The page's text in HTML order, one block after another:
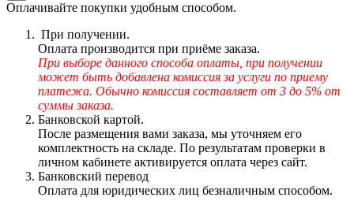
Оплачивайте покупки удобным способом.
При получении.
Оплата производится при приёме заказа.
При выборе данного способа оплаты, при получении
может быть добавлена комиссия за услуги по приему
платежа. Обычно комиссия составляет от 3 до 5% от
суммы заказа.
Банковской картой.
После размещения вами заказа, мы уточняем его
комплектность на складе. По результатам проверки в
личном кабинете активируется оплата через сайт.
Банковский перевод
Оплата для юридических лиц безналичным способом.